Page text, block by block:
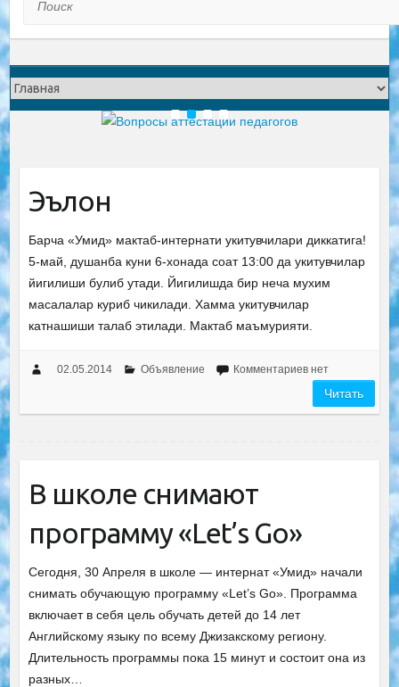
1 2 3 4
Эълон
Барча «Умид» мактаб-интернати укитувчилари диккатига!
5-май, душанба куни 6-хонада соат 13:00 да укитувчилар
йигилиши булиб утади. Йигилишда бир неча мухим
масалалар куриб чикилади. Хамма укитувчилар
катнашиши талаб этилади. Мактаб маъмурияти.
02.05.2014 Объявление Комментариев нет
Читать
В школе снимают
программу «Let’s Go»
Сегодня, 30 Апреля в школе — интернат «Умид» начали
снимать обучающую программу «Let’s Go». Программа
включает в себя цель обучать детей до 14 лет
Английскому языку по всему Джизакскому региону.
Длительность программы пока 15 минут и состоит она из
разных…